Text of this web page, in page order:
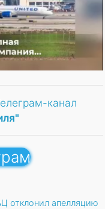
канал
отклонил апелляцию